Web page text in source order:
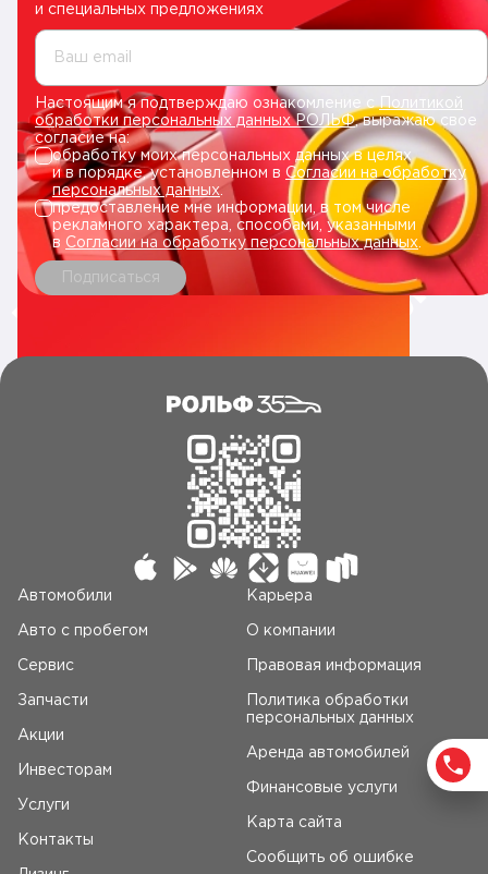
и специальных предложениях
Ваш email
Настоящим я подтверждаю ознакомление сПолитикой
обработки персональных данных РОЛЬФ, выражаю свое
согласие на:
обработку моих персональных данных в целях
и в порядке, установленном в Согласии на обработку
персональных данных.
предоставление мне информации, в том числе
рекламного характера, способами, указанными
в Согласии на обработку персональных данных
Подписаться
Автомобили
Авто c пробегом
Сервис
Запчасти
Акции
Инвесторам
Услуги
Контакты
Карьера
О компании
Правовая информация
Политика обработки
персональных данных
Аренда автомобилей
Финансовые услуги
Карта сайта
Сообщить об ошибке